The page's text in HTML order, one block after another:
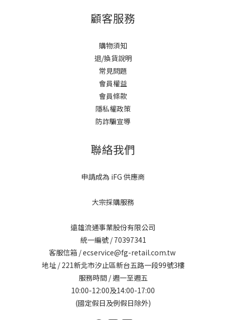
顧客服務
購物須知
退/換貨說明
常見問題
會員權益
會員條款
隱私權政策
防詐騙宣導
聯絡我們
申請成為 iFG 供應商
大宗採購服務
遠雄流通事業股份有限公司
統一編號 / 70397341
客服信箱 / ecservice@fg-retail.com.tw
地址 / 221新北市汐止區新台五路一段99號3樓
服務時間 / 週一至週五
10:00-12:00及14:00-17:00
(國定假日及例假日除外)